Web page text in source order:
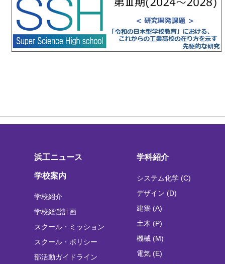
浜工ニュース
学校案内
学校紹介
学校経営計画
スクール・ミッション
スクール・ポリシー
部活動ガイドライン
学科紹介
システム化学 (C)
デザイン (D)
建築 (A)
土木 (P)
機械 (M)
電気 (E)